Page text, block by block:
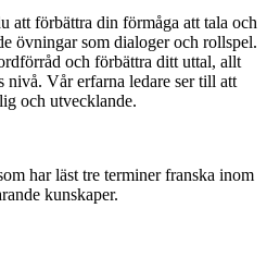
att förbättra din förmåga att tala och
övningar som dialoger och rollspel.
och förbättra ditt uttal, allt
nivå. Vår erfarna ledare ser till att
och utvecklande.
har läst tre terminer franska inom
kunskaper.